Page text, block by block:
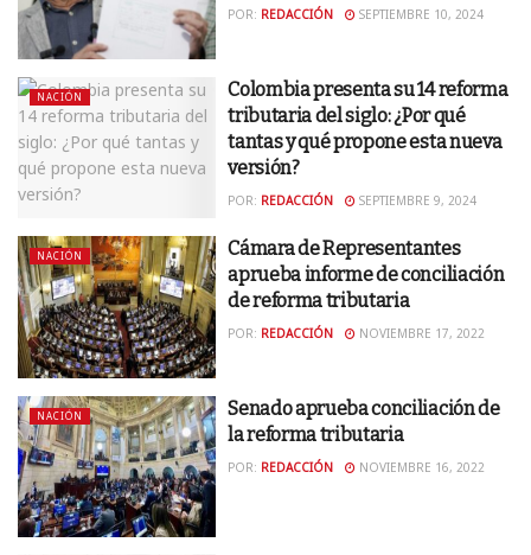
POR: REDACCIÓN SEPTIEMBRE 10, 2024
NACIÓN
Colombia presenta su 14 reforma
tributaria del siglo: ¿Por qué
tantas y qué propone esta nueva
versión?
POR: REDACCIÓN SEPTIEMBRE 9, 2024
NACIÓN
Cámara de Representantes
aprueba informe de conciliación
de reforma tributaria
POR: REDACCIÓN NOVIEMBRE 17, 2022
NACIÓN
Senado aprueba conciliación de
la reforma tributaria
POR: REDACCIÓN NOVIEMBRE 16, 2022